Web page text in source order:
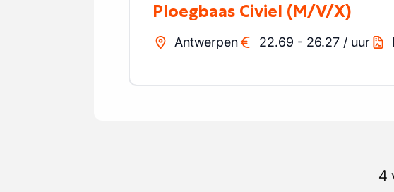
Ploegbaas Civiel (M/V/X)
Antwerpen 22.69 - 26.27 / uur
4